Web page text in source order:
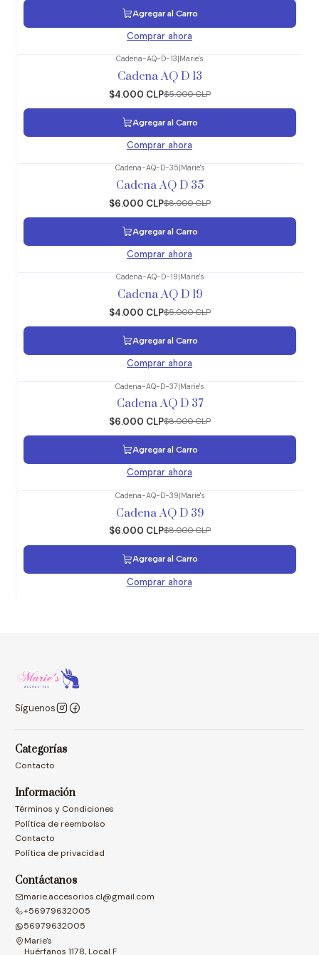
Agregar al Carro
Comprar ahora
Cadena-AQ-D-13 Marie's
Cadena AQ D 13
$4.000 CLP$5.000 CLP
Agregar al Carro
Comprar ahora
Cadena-AQ-D-35 Marie's
Cadena AQ D 35
$6.000 CLP$8.000 CLP
Agregar al Carro
Comprar ahora
Cadena-AQ-D-19 Marie's
Cadena AQ D 19
$4.000 CLP$5.000 CLP
Agregar al Carro
Comprar ahora
Cadena-AQ-D-37|Marie's
Cadena AQ D 37
$6.000 CLP$8.000 CLP
Agregar al Carro
Comprar ahora
Cadena-AQ-D-39|Marie's
Cadena AQ D 39
$6.000 CLP$8.000 CLP
Agregar al Carro
Comprar ahora
Síguenos
Categorías
Contacto
Información
Términos y Condiciones
Política de reembolso
Contacto
Política de privacidad
Contáctanos
marie.accesorios.cl@gmail.com
+56979632005
56979632005
Marie's
Huérfanos 1178, Local F